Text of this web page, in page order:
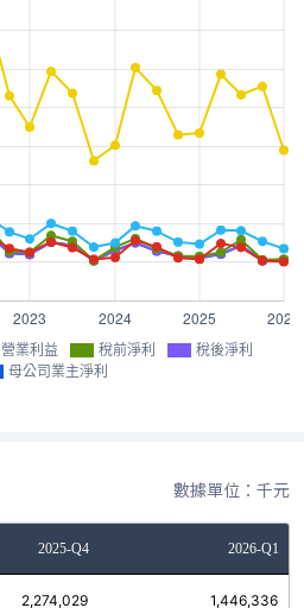
營業利益 稅前淨利
稅後淨利
母公司業主淨利
數據單位：千元
2025-Q4 2026-Q1
2,274,029 1,446,336